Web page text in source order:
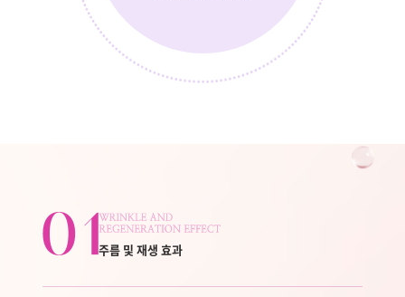
주름 및 재생 효과